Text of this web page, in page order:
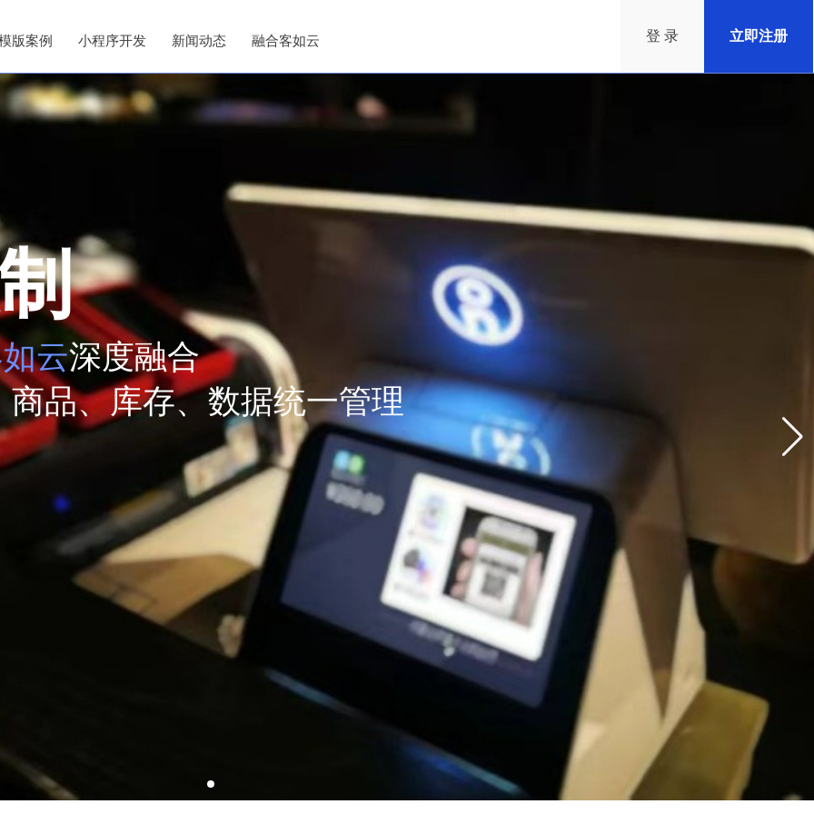
版案例 小程序开发 新闻动态 融合客如云 登 录 立即注册
云深度融合
商品、库存、数据统一管理